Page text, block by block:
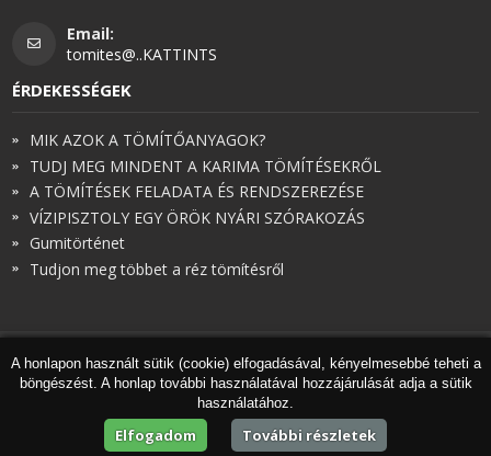
Email:
tomites@..KATTINTS
ÉRDEKESSÉGEK
MIK AZOK A TÖMÍTŐANYAGOK?
TUDJ MEG MINDENT A KARIMA TÖMÍTÉSEKRŐL
A TÖMÍTÉSEK FELADATA ÉS RENDSZEREZÉSE
VÍZIPISZTOLY EGY ÖRÖK NYÁRI SZÓRAKOZÁS
Gumitörténet
Tudjon meg többet a réz tömítésről
© Török és Társai 2026 - Minden jog fenntartva
Honlapkészítés
, webdesign,keresőoptimalizálás
Expedient
Marketing tanácsadónk aMarketing Professzorok Kft.
A honlapon használt sütik (cookie) elfogadásával, kényelmesebbé teheti a
böngészést. A honlap további használatával hozzájárulását adja a sütik
használatához.
Elfogadom További részletek